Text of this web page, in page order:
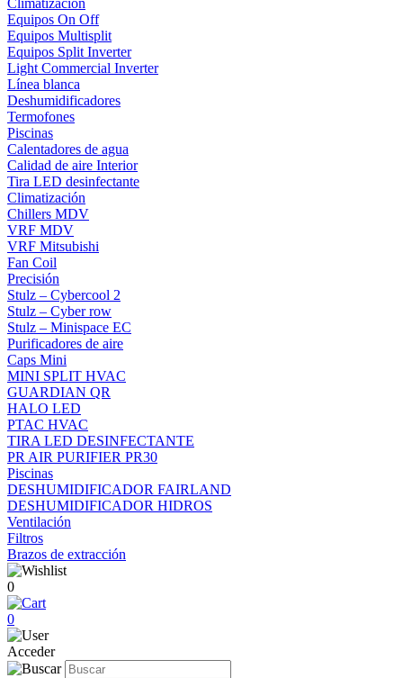
Climatización
Equipos On Off
Equipos Multisplit
Equipos Split Inverter
Light Commercial Inverter
Línea blanca
Deshumidificadores
Termofones
Piscinas
Calentadores de agua
Calidad de aire Interior
Tira LED desinfectante
Climatización
Chillers MDV
VRF MDV
VRF Mitsubishi
Fan Coil
Precisión
Stulz – Cybercool 2
Stulz – Cyber row
Stulz – Minispace EC
Purificadores de aire
Caps Mini
MINI SPLIT HVAC
GUARDIAN QR
HALO LED
PTAC HVAC
TIRA LED DESINFECTANTE
PR AIR PURIFIER PR30
Piscinas
DESHUMIDIFICADOR FAIRLAND
DESHUMIDIFICADOR HIDROS
Ventilación
Filtros
Brazos de extracción
0
0
Acceder